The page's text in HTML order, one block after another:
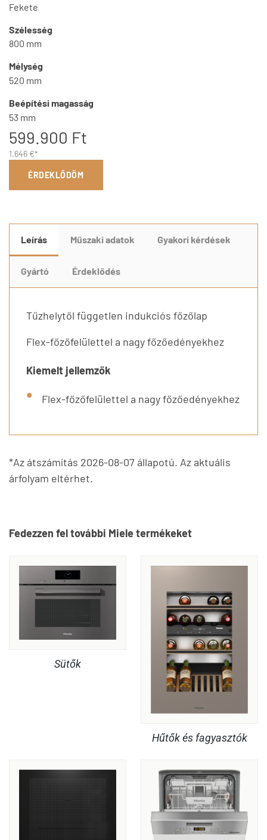
Fekete
Szélesség
800 mm
Mélység
520 mm
Beépítési magasság
53 mm
599.900 Ft
1.646 €*
ÉRDEKLŐDÖM
Leírás Műszaki adatok Gyakori kérdések
Gyártó Érdeklődés
Tűzhelytől független indukciós főzőlap
Flex-főzőfelülettel a nagy főzőedényekhez
Kiemelt jellemzők
Flex-főzőfelülettel a nagy főzőedényekhez
*Az átszámítás 2026-08-07 állapotú. Az aktuális
árfolyam eltérhet.
Fedezzen fel további Miele termékeket
Sütők
Hűtők és fagyasztók